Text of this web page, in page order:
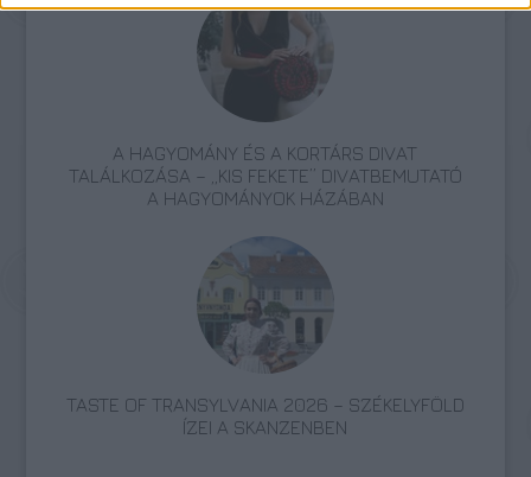
A HAGYOMÁNY ÉS A KORTÁRS DIVAT
TALÁLKOZÁSA – „KIS FEKETE” DIVATBEMUTATÓ
A HAGYOMÁNYOK HÁZÁBAN
TASTE OF TRANSYLVANIA 2026 – SZÉKELYFÖLD
ÍZEI A SKANZENBEN